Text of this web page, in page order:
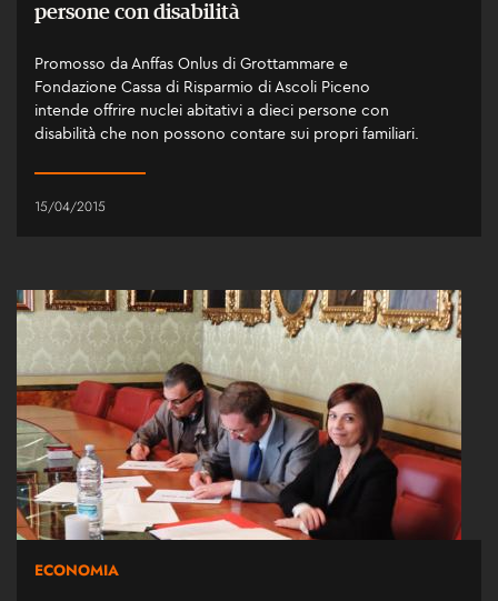
persone con disabilità
Promosso da Anffas Onlus di Grottammare e
Fondazione Cassa di Risparmio di Ascoli Piceno
intende offrire nuclei abitativi a dieci persone con
disabilità che non possono contare sui propri familiari.
15/04/2015
ECONOMIA